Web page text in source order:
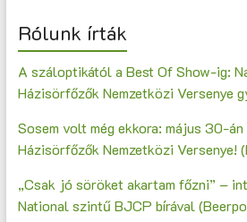
Rólunk írták
A száloptikától a Best Of Show-ig:
Házisörfőzők Nemzetközi Versenye
Sosem volt még ekkora: május 30-
Házisörfőzők Nemzetközi Versenye!
„Csak jó söröket akartam főzni” –
National szintű BJCP bírával